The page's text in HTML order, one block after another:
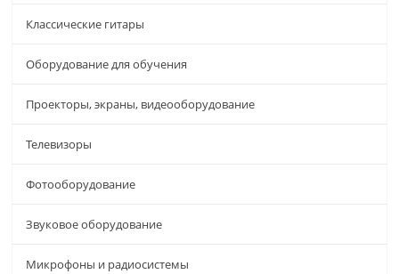
Классические гитары
Оборудование для обучения
Проекторы, экраны, видеооборудование
Телевизоры
Фотооборудование
Звуковое оборудование
Микрофоны и радиосистемы